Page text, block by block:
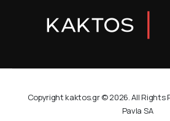
Copyright kaktos.gr © 2026. All Rights
Pavla SA